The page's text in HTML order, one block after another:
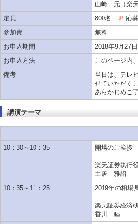
山崎 元（楽
定員
800名 ※ 応
参加費
無料
お申込期間
2018年9月27
お申込方法
このページ内
備考
当日は、テレ
せていただく
あらかじめご
講演テーマ
10：30～10：35 開場のご挨拶
楽天証券執行
土居 雅紹
10：35～11：25
2019年の相場
楽天証券経済
香川 睦